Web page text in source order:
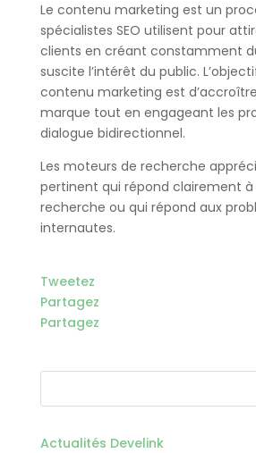
Le contenu marketing est un
spécialistes SEO utilisent pour
clients en créant constamment
suscite l’intérêt du public.
contenu marketing est
marque tout en engageant les
dialogue bidirectionnel.
Les moteurs de recherche
pertinent qui répond clairement
recherche ou qui répond aux
internautes.
Tweetez
Partagez
Partagez
Actualités Develink